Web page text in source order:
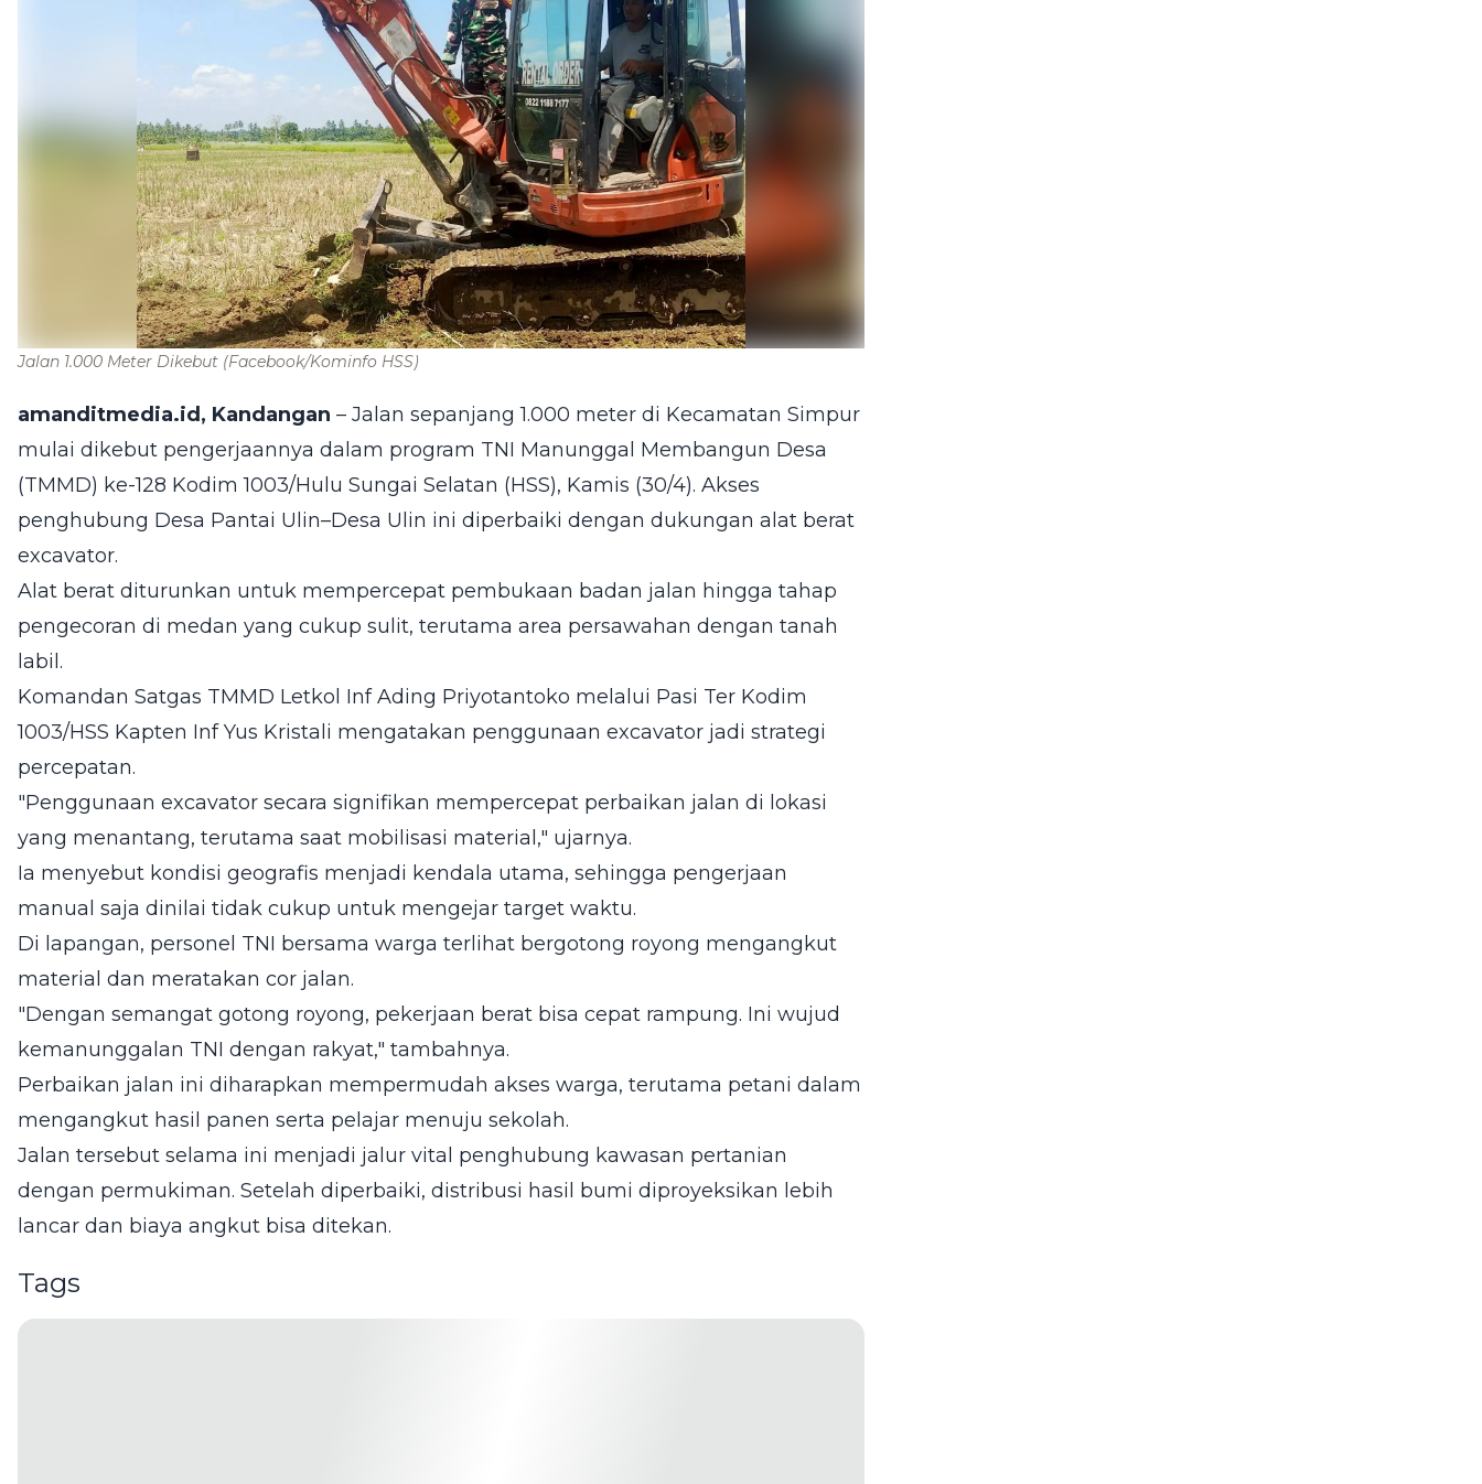
Jalan 1.000 Meter Dikebut (Facebook/Kominfo HSS)
amanditmedia.id, Kandangan – Jalan sepanjang 1.000 meter di Kecamatan Simpur
mulai dikebut pengerjaannya dalam program TNI Manunggal Membangun Desa
(TMMD) ke-128 Kodim 1003/Hulu Sungai Selatan (HSS), Kamis (30/4). Akses
penghubung Desa Pantai Ulin–Desa Ulin ini diperbaiki dengan dukungan alat berat
excavator.
Alat berat diturunkan untuk mempercepat pembukaan badan jalan hingga tahap
pengecoran di medan yang cukup sulit, terutama area persawahan dengan tanah
labil.
Komandan Satgas TMMD Letkol Inf Ading Priyotantoko melalui Pasi Ter Kodim
1003/HSS Kapten Inf Yus Kristali mengatakan penggunaan excavator jadi strategi
percepatan.
"Penggunaan excavator secara signifikan mempercepat perbaikan jalan di lokasi
yang menantang, terutama saat mobilisasi material," ujarnya.
Ia menyebut kondisi geografis menjadi kendala utama, sehingga pengerjaan
manual saja dinilai tidak cukup untuk mengejar target waktu.
Di lapangan, personel TNI bersama warga terlihat bergotong royong mengangkut
material dan meratakan cor jalan.
"Dengan semangat gotong royong, pekerjaan berat bisa cepat rampung. Ini wujud
kemanunggalan TNI dengan rakyat," tambahnya.
Perbaikan jalan ini diharapkan mempermudah akses warga, terutama petani dalam
mengangkut hasil panen serta pelajar menuju sekolah.
Jalan tersebut selama ini menjadi jalur vital penghubung kawasan pertanian
dengan permukiman. Setelah diperbaiki, distribusi hasil bumi diproyeksikan lebih
lancar dan biaya angkut bisa ditekan.
Tags